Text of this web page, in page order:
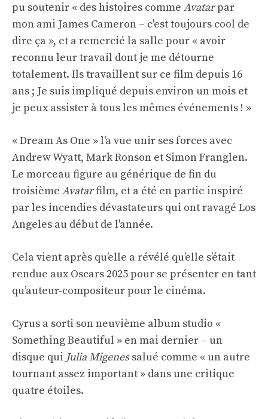
pu soutenir « des histoires comme Avatarpar
mon ami James Cameron – c'est toujours cool de
dire ça », et a remercié la salle pour « avoir
reconnu leur travail dont je me détourne
totalement. Ils travaillent sur ce film depuis 16
ans ; Je suis impliqué depuis environ un mois et
je peux assister à tous les mêmes événements ! »
« Dream As One » l'a vue unir ses forces avec
Andrew Wyatt, Mark Ronson et Simon Franglen.
Le morceau figure au générique de fin du
troisième Avatarfilm, et a été en partie inspiré
par les incendies dévastateurs qui ont ravagé Los
Angeles au début de l'année.
Cela vient après qu’elle a révélé qu’elle s’était
rendue aux Oscars 2025 pour se présenter en tant
qu’auteur-compositeur pour le cinéma.
Cyrus a sorti son neuvième album studio «
Something Beautiful » en mai dernier – un
disque qui Julia Migenessalué comme « un autre
tournant assez important » dans une critique
quatre étoiles.